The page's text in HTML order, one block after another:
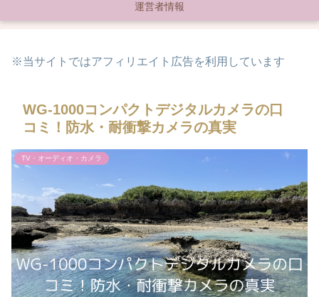
運営者情報
※当サイトではアフィリエイト広告を利用しています
WG-1000コンパクトデジタルカメラの口
コミ！防水・耐衝撃カメラの真実
TV・オーディオ・カメラ